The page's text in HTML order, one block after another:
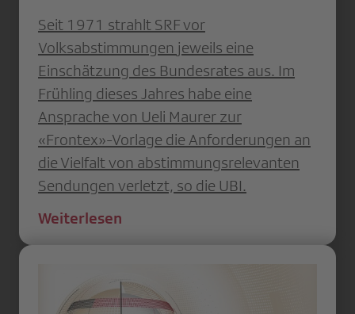
Seit 1971 strahlt SRF vor
Volksabstimmungen jeweils eine
Einschätzung des Bundesrates aus. Im
Frühling dieses Jahres habe eine
Ansprache von Ueli Maurer zur
«Frontex»-Vorlage die Anforderungen an
die Vielfalt von abstimmungsrelevanten
Sendungen verletzt, so die UBI.
Weiterlesen